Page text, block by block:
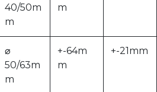
40/50m
m
m
⌀
50/63m
m
+-64m
m
+-21mm